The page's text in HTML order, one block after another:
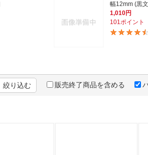
幅12mm (黒
1,010円
101ポイント
絞り込む 販売終了商品を含める